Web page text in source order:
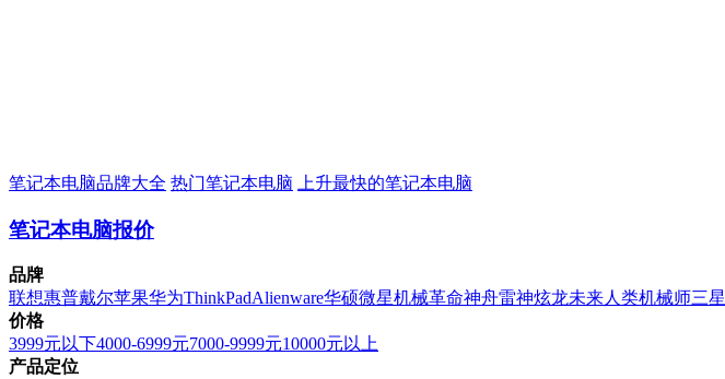
笔记本电脑品牌大全 热门笔记本电脑 上升最快的笔记本电脑
笔记本电脑报价
品牌
联想惠普戴尔苹果华为ThinkPadAlienware华硕微星机械革命神舟雷神炫龙未来人类机械师三星
价格
3999元以下4000-6999元7000-9999元10000元以上
产品定位